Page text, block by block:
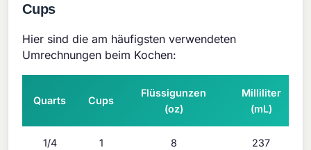
Cups
Hier sind die am häufigsten verwendeten
Umrechnungen beim Kochen:
Quarts Cups
Flüssigunzen
(oz)
Milliliter
(mL)
1/4 1 8 237